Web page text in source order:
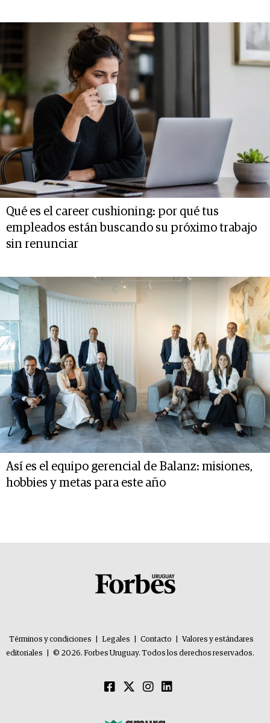
Qué es el career cushioning: por qué tus
empleados están buscando su próximo trabajo
sin renunciar
Así es el equipo gerencial de Balanz: misiones,
hobbies y metas para este año
Términos y condiciones Legales Contacto
Valores y estándares
editoriales
© 2026. Forbes Uruguay. Todos los derechos reservados.